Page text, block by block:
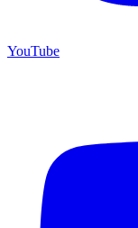
YouTube